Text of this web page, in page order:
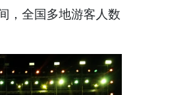
，全国多地游客人数